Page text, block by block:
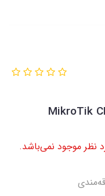
MikroTik
نظر موجود نمی‌باشد.